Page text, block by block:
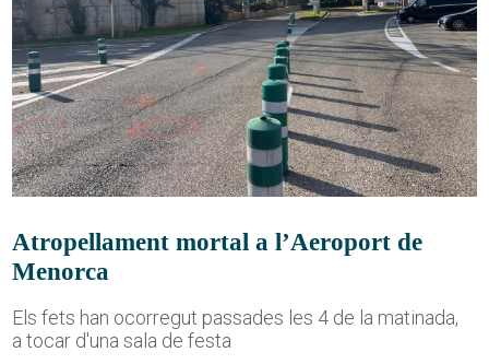
Atropellament mortal a l’Aeroport de
Menorca
Els fets han ocorregut passades les 4 de la matinada,
a tocar d'una sala de festa